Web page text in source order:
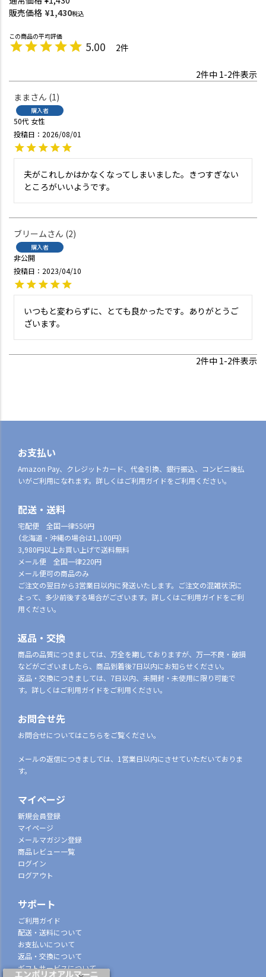
92332904
販売価格 ¥1,430税込
5.00 2
2件中 1-2件表示
まま
1
購入者
50代 女性
投稿日
2026/08/01
夫がこれしかはかなくなってしまいました。きつすぎない
ところがいいようです。
ブリーム 2
購入者
非公開
投稿日
2023/04/10
いつもと変わらずに、とても良かったです。ありがとうご
ざいます。
2件中 1-2件表示
お支払い
Amazon Pay、クレジットカード、代金引換、銀行振込、コンビニ後払
いがご利用になれます。詳しくはご利用ガイドをご利用ください。
配送・送料
宅配便 全国一律550円
（北海道・沖縄の場合は1,100円）
3,980円以上お買い上げで送料無料
メール便 全国一律220円
メール便可の商品のみ
ご注文の翌日から3営業日以内に発送いたします。ご注文の混雑状況に
よって、多少前後する場合がございます。詳しくはご利用ガイドをご利
用ください。
返品・交換
商品の品質につきましては、万全を期しておりますが、万一不良・破損
などがございましたら、商品到着後7日以内にお知らせください。
返品・交換につきましては、7日以内、未開封・未使用に限り可能で
す。詳しくはご利用ガイドをご利用ください。
お問合せ先
お問合せについてはこちらをご覧ください。
メールの返信につきましては、1営業日以内にさせていただいておりま
す。
マイページ
新規会員登録
マイページ
メールマガジン登録
商品レビュー一覧
ログイン
ログアウト
サポート
ご利用ガイド
配送・送料について
お支払いについて
返品・交換について
ギフトサービスについて